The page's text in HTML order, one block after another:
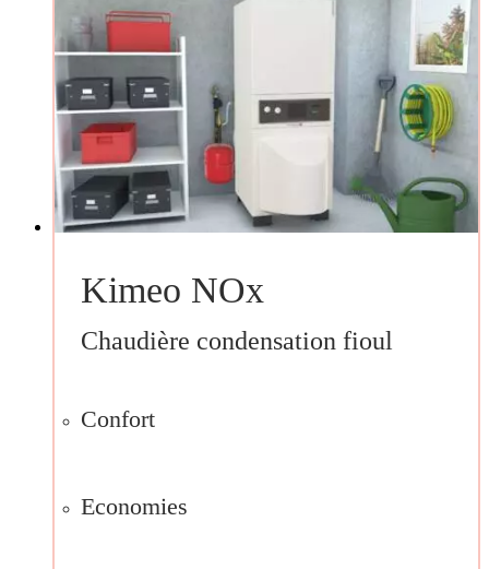
Kimeo NOx
Chaudière condensation fioul
Confort
Economies